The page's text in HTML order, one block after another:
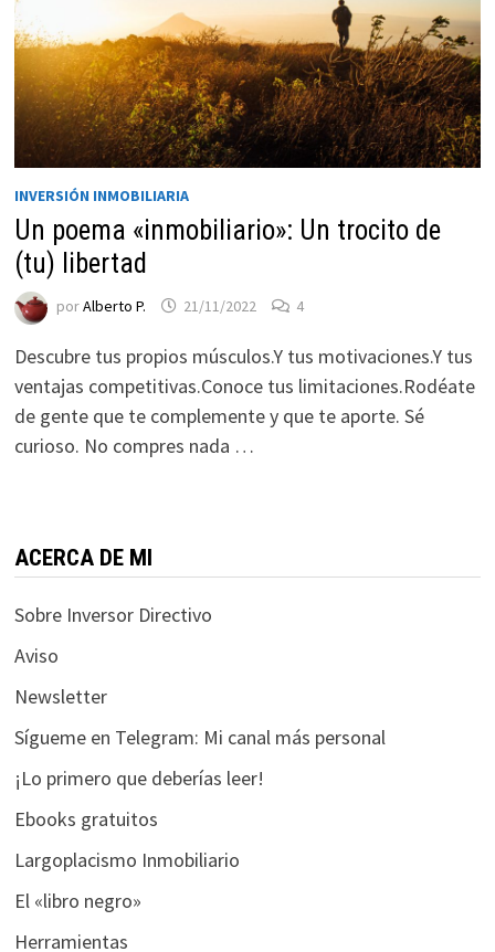
INVERSIÓN INMOBILIARIA
Un poema «inmobiliario»: Un trocito de
(tu) libertad
porAlberto P. 21/11/2022 4
Descubre tus propios músculos.Y tus motivaciones.Y tus
ventajas competitivas.Conoce tus limitaciones.Rodéate
de gente que te complemente y que te aporte. Sé
curioso. No compres nada …
ACERCA DE MI
Sobre Inversor Directivo
Aviso
Newsletter
Sígueme en Telegram: Mi canal más personal
¡Lo primero que deberías leer!
Ebooks gratuitos
Largoplacismo Inmobiliario
El «libro negro»
Herramientas
Necesarias
Estas
cookies no
opcionales.
Son
necesarias
para que
Estadísticas
podamos
mejorar la
y estructura
base a cómo
se usa la web.
Experiencia
Para que
nuestra web
funcione lo